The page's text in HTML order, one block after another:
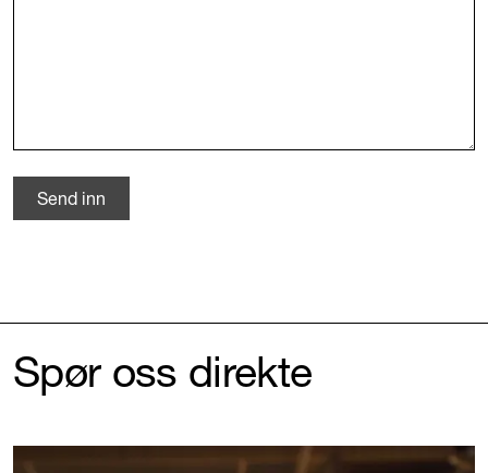
Spør oss direkte